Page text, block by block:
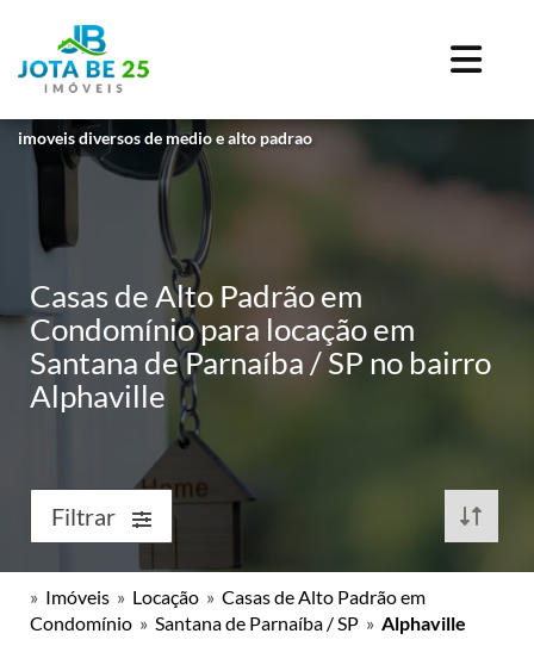
imoveis diversos de medio e alto padrao
Casas de Alto Padrão em
Condomínio para locação em
Santana de Parnaíba / SP no bairro
Alphaville
Filtrar
» Imóveis » Locação » Casas de Alto Padrão em
Condomínio » Santana de Parnaíba / SP » Alphaville